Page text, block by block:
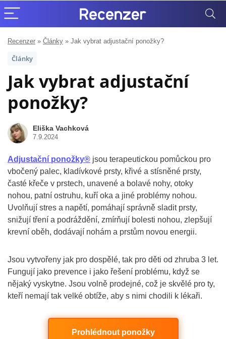
Recenzer » Články » Jak vybrat adjustační ponožky?
Články
Jak vybrat adjustační
ponožky?
Eliška Vachková
7.9.2024
Adjustační ponožky® jsou terapeutickou pomůckou pro
vbočený palec, kladívkové prsty, křivé a stísněné prsty,
časté křeče v prstech, unavené a bolavé nohy, otoky
nohou, patní ostruhu, kuří oka a jiné problémy nohou.
Uvolňují stres a napětí, pomáhají správně sladit prsty,
snižují tření a podráždění, zmírňují bolesti nohou, zlepšují
krevní oběh, dodávají nohám a prstům novou energii.
Jsou vytvořeny jak pro dospělé, tak pro děti od zhruba 3 let.
Fungují jako prevence i jako řešení problému, když se
nějaký vyskytne. Jsou volně prodejné, což je skvělé pro ty,
kteří nemají tak velké obtíže, aby s nimi chodili k lékaři.
Prohlédnout ponožky